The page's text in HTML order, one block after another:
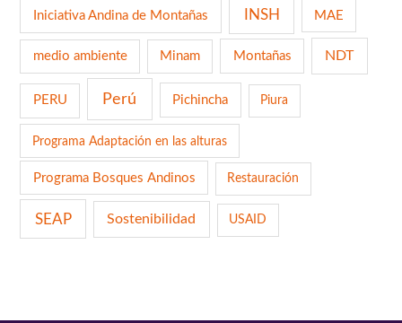
Iniciativa Andina de Montañas INSH MAE
medio ambiente Minam Montañas NDT
PERU Perú Pichincha Piura
Programa Adaptación en las alturas
Programa Bosques Andinos Restauración
SEAP Sostenibilidad USAID